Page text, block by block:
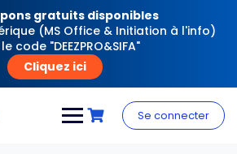
gratuits disponibles
(MS Office & Initiation à l'info)
code "DEEZPRO&SIFA"
Cliquez ici
Se connecter